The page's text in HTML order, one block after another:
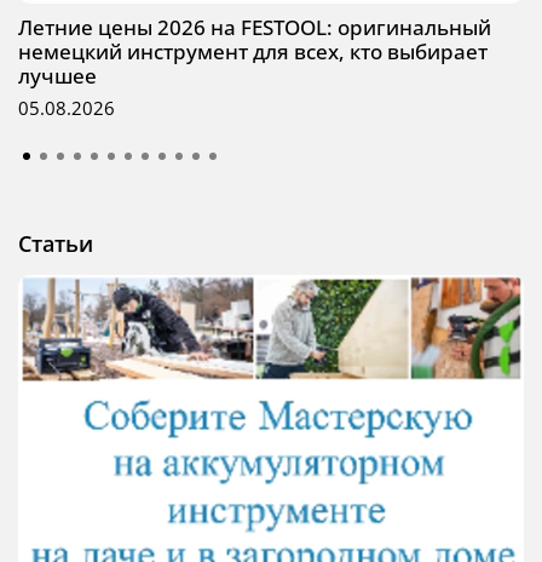
Летние цены 2026 на FESTOOL: оригинальный
немецкий инструмент для всех, кто выбирает
лучшее
05.08.2026
Статьи